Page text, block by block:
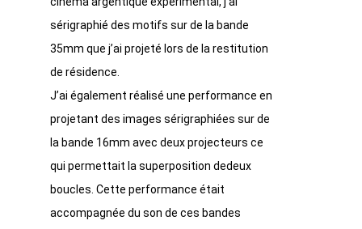
sérigraphié des motifs sur de la bande
35mm que j’ai projeté lors de la restitution
de résidence.
J’ai également réalisé une performance en
projetant des images sérigraphiées sur de
la bande 16mm avec deux projecteurs ce
qui permettait la superposition dedeux
boucles. Cette performance était
accompagnée du son de ces bandes